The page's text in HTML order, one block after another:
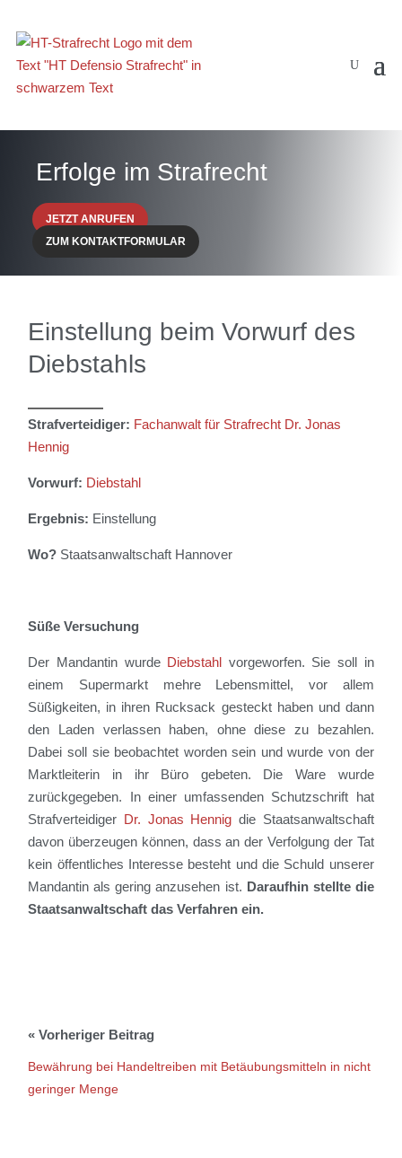
Erfolge im Strafrecht
JETZT ANRUFEN
ZUM KONTAKTFORMULAR
Einstellung beim Vorwurf des
Diebstahls
Strafverteidiger: Fachanwalt für Strafrecht Dr. Jonas
Hennig
Vorwurf: Diebstahl
Ergebnis: Einstellung
Wo? Staatsanwaltschaft Hannover
Süße Versuchung
Der Mandantin wurde Diebstahl vorgeworfen. Sie soll in
einem Supermarkt mehre Lebensmittel, vor allem
Süßigkeiten, in ihren Rucksack gesteckt haben und dann
den Laden verlassen haben, ohne diese zu bezahlen.
Dabei soll sie beobachtet worden sein und wurde von der
Marktleiterin in ihr Büro gebeten. Die Ware wurde
zurückgegeben.
In einer umfassenden Schutzschrift hat
Strafverteidiger Dr. Jonas Hennig die Staatsanwaltschaft
davon überzeugen können, dass an der Verfolgung der Tat
kein öffentliches Interesse besteht und die Schuld unserer
Mandantin als gering anzusehen ist. Daraufhin stellte die
Staatsanwaltschaft das Verfahren ein.
Bewährung bei Handeltreiben mit Betäubungsmitteln in nicht
geringer Menge